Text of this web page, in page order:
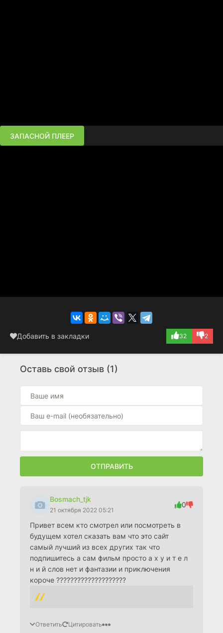
ЗАПАСНОЙ ПЛЕЕР
Добавить в закладки 32 2
Оставь свой отзыв (1)
ОТПРАВИТЬ
Bosmach_tjk
21 октября 2022 05:21
0
Привет всем кто смотрел или посмотреть в
будущем хотел сказать вам что это сайт
самый лучший из всех других так что
подпишитесь а сам фильм просто а х у и т е л
н и й слов нет и фантазии и приключения
короче ????????????????????
Ответить Цитировать